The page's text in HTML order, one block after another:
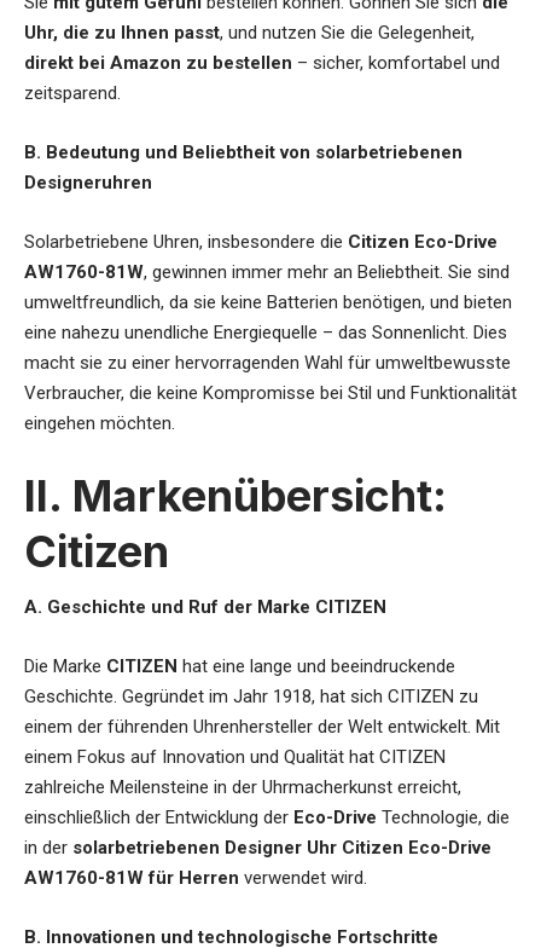
Uhr, die zu Ihnen passt, und nutzen Sie die Gelegenheit,
direkt bei Amazon zu bestellen – sicher, komfortabel und
zeitsparend.
B. Bedeutung und Beliebtheit von solarbetriebenen
Designeruhren
Solarbetriebene Uhren, insbesondere die Citizen Eco-Drive
AW1760-81W, gewinnen immer mehr an Beliebtheit. Sie sind
umweltfreundlich, da sie keine Batterien benötigen, und bieten
eine nahezu unendliche Energiequelle – das Sonnenlicht. Dies
macht sie zu einer hervorragenden Wahl für umweltbewusste
Verbraucher, die keine Kompromisse bei Stil und Funktionalität
eingehen möchten.
II. Markenübersicht:
Citizen
A. Geschichte und Ruf der Marke CITIZEN
Die Marke CITIZEN hat eine lange und beeindruckende
Geschichte. Gegründet im Jahr 1918, hat sich CITIZEN zu
einem der führenden Uhrenhersteller der Welt entwickelt. Mit
einem Fokus auf Innovation und Qualität hat CITIZEN
zahlreiche Meilensteine in der Uhrmacherkunst erreicht,
einschließlich der Entwicklung der Eco-Drive Technologie, die
in der solarbetriebenen Designer Uhr Citizen Eco-Drive
AW1760-81W für Herren verwendet wird.
B. Innovationen und technologische Fortschritte